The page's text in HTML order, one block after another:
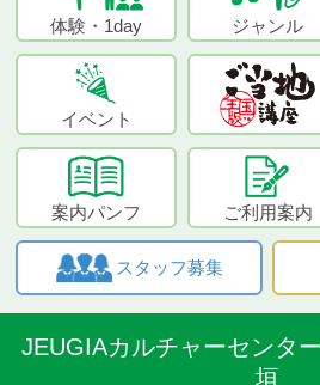
体験・1day ジャンル
イベント
案内パンフ ご利用案内
スタッフ募集
JEUGIAカルチャーセンタ
垣